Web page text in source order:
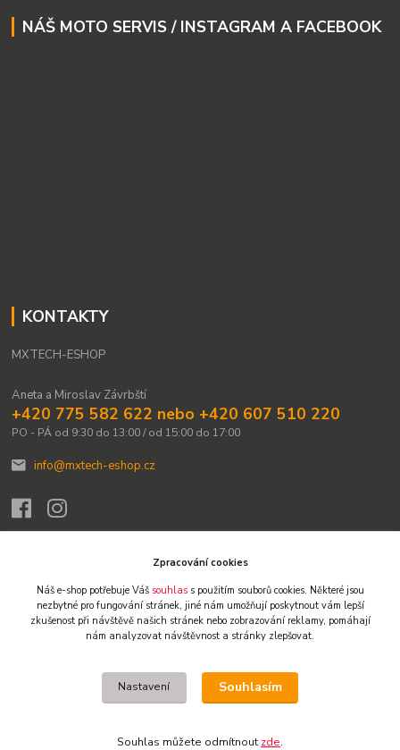
NÁŠ MOTO SERVIS / INSTAGRAM A FACEBOOK
KONTAKTY
MXTECH-ESHOP
Aneta a Miroslav Závrbští
+420 775 582 622 nebo +420 607 510 220
PO - PÁ od 9:30 do 13:00 / od 15:00 do 17:00
info@mxtech-eshop.cz
Upravit sběr cookies.
© 2009-2026 Všechna práva vyhrazena. Obsah těchto webových stránek je
přebírat, kopírovat, reprodukovat ani dále šířit jinými kanály. Výjimkou je tisk
pro osobní potřebu a stručné citace či náhledy na sociálních sítích s
souhlas. Vlastníkem a provozovatelem webu je Miroslav Závrbský.
Zpracování cookies
Náš e-shop potřebuje Váš souhlass použitím souborů cookies. Některé jsou
nezbytné pro fungování stránek, jiné nám umožňují poskytnout vám lepší
zkušenost při návštěvě našich stránek nebo zobrazování reklamy, pomáhají
nám analyzovat návštěvnost a stránky zlepšovat.
Nastavení Souhlasím
Souhlas můžete odmítnout zde.